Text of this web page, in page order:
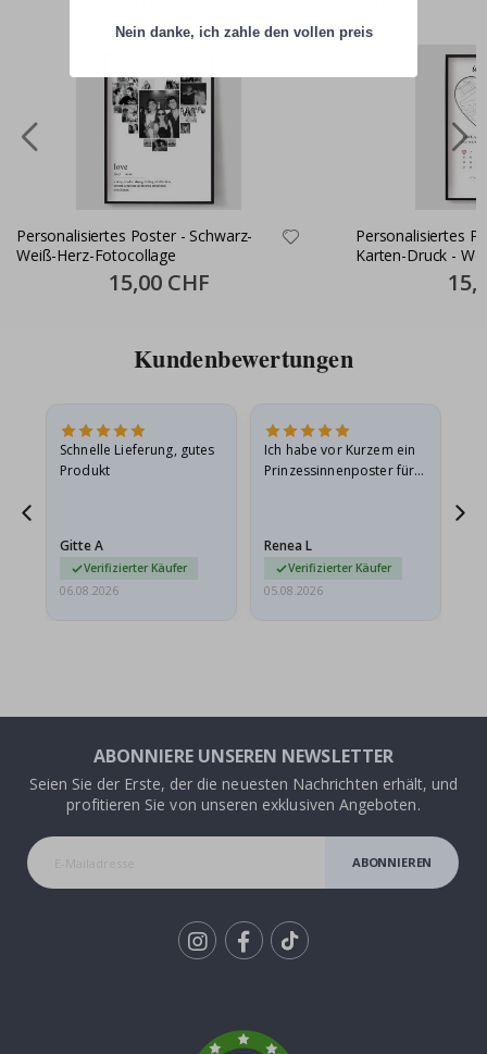
Personalisiertes Poster - Schwarz-
Weiß-Herz-Fotocollage
Special
Price
15,00 CHF
Personalisiertes
Karten-Druck -
Price
Kundenbewertungen
Schnelle Lieferung, gutes
Produkt
Gitte A
Verifizierter Käufer
06.08.2026
Ich habe vor Kurzem ein
Prinzessinnenposter für
beschädigt…
Renea L
Verifizierter Käufer
05.08.2026
ABONNIERE UNSEREN NEWSLETTER
Seien Sie der Erste, der die neuesten Nachrichten erhält, und
profitieren Sie von unseren exklusiven Angeboten.
ABONNIEREN
Nein danke, ich zahle den vollen preis